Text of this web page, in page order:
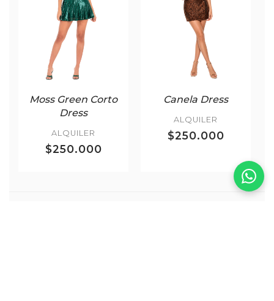
Moss Green Corto
Dress
ALQUILER
$250.000
Canela Dress
ALQUILER
$250.000